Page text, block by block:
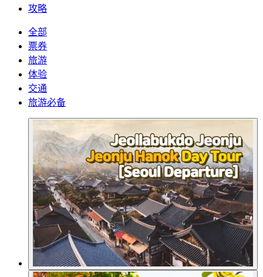
攻略
全部
票券
旅游
体验
交通
旅游必备